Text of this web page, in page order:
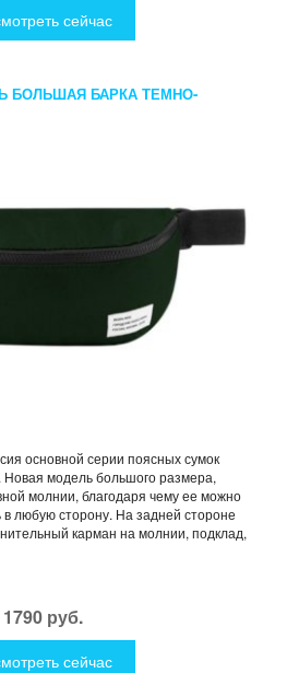
сейчас
БОЛЬШАЯ БАРКА ТЕМНО-
основной серии поясных сумок
Новая модель большого размера,
молнии, благодаря чему ее можно
в любую сторону. На задней стороне
карман на молнии, подклад,
1790 руб.
сейчас